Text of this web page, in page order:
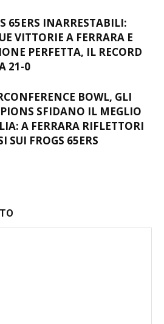
65ERS INARRESTABILI:
VITTORIE A FERRARA E
PERFETTA, IL RECORD
21-0
BOWL, GLI
SFIDANO IL MEGLIO
A FERRARA RIFLETTORI
SUI FROGS 65ERS